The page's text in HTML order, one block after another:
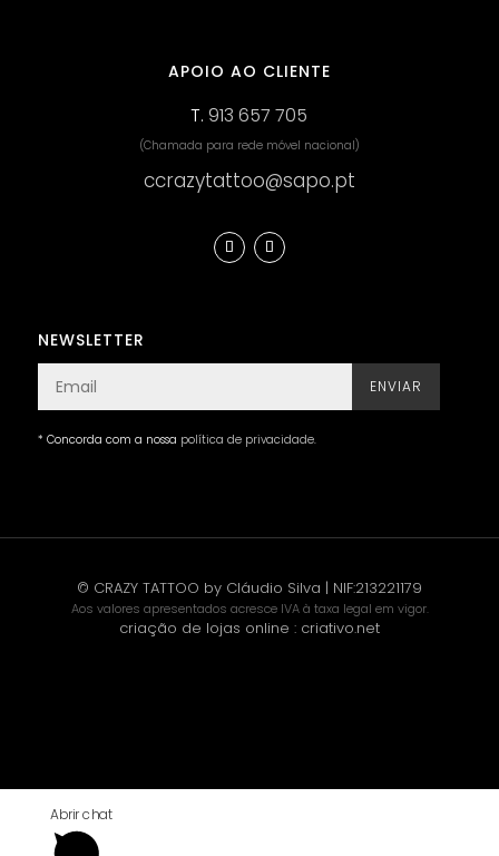
APOIO AO CLIENTE
T.913 657 705
(Chamada para rede móvel nacional)
ccrazytattoo@sapo.pt
NEWSLETTER
ENVIAR
* Concorda com a nossa política de privacidade.
© CRAZY TATTOO by Cláudio Silva | NIF:213221179
Aos valores apresentados acresce IVA à taxa legal em vigor.
criação de lojas online : criativo.net
Abrir chat